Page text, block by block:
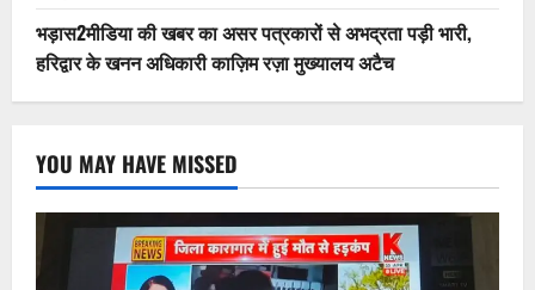
भड़ास2मीडिया की खबर का असर पत्रकारों से अभद्रता पड़ी भारी,
हरिद्वार के खनन अधिकारी काज़िम रज़ा मुख्यालय अटैच
YOU MAY HAVE MISSED